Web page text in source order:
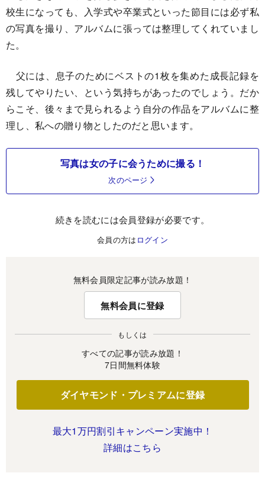
校生になっても、入学式や卒業式といった節目には必ず私
の写真を撮り、アルバムに張っては整理してくれていまし
た。
父には、息子のためにベストの1枚を集めた成長記録を
残してやりたい、という気持ちがあったのでしょう。だか
らこそ、後々まで見られるよう自分の作品をアルバムに整
理し、私への贈り物としたのだと思います。
写真は女の子に会うために撮る！
次のページ
続きを読むには会員登録が必要です。
会員の方は ログイン
無料会員限定記事が読み放題！
無料会員に登録
もしくは
すべての記事が読み放題！
7日間無料体験
ダイヤモンド・プレミアムに登録
最大1万円割引キャンペーン実施中！
詳細はこちら